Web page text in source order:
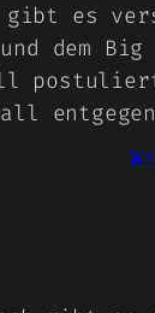
gibt es
und dem